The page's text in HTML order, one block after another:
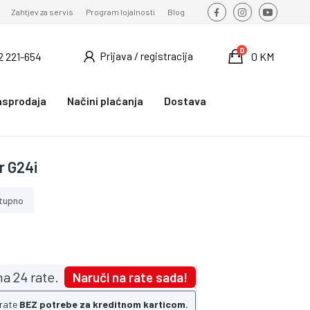
Zahtjev za servis Program lojalnosti Blog
221-654 Prijava / registracija 0 KM
0
Načini plaćanja
Dostava
G24i
24 rate. Naruči na rate sada!
BEZ potrebe za kreditnom karticom.